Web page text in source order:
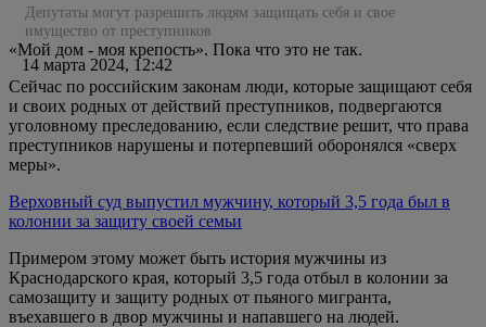
Депутаты могут разрешить людям защищать себя и свое
имущество от преступников
14 марта 2024, 12:42
«Мой дом - моя крепость». Пока что это не так.
Сейчас по российским законам люди, которые защищают себя
и своих родных от действий преступников, подвергаются
уголовному преследованию, если следствие решит, что права
преступников нарушены и потерпевший оборонялся «сверх
меры».
Верховный суд выпустил мужчину, который 3,5 года был в
колонии за защиту своей семьи
Примером этому может быть история мужчины из
Краснодарского края, который 3,5 года отбыл в колонии за
самозащиту и защиту родных от пьяного мигранта,
въехавшего в двор мужчины и напавшего на людей.